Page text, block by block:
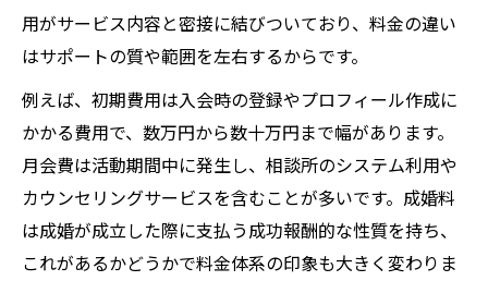
用がサービス内容と密接に結びついており、料金の違い
はサポートの質や範囲を左右するからです。
例えば、初期費用は入会時の登録やプロフィール作成に
かかる費用で、数万円から数十万円まで幅があります。
月会費は活動期間中に発生し、相談所のシステム利用や
カウンセリングサービスを含むことが多いです。成婚料
は成婚が成立した際に支払う成功報酬的な性質を持ち、
これがあるかどうかで料金体系の印象も大きく変わりま